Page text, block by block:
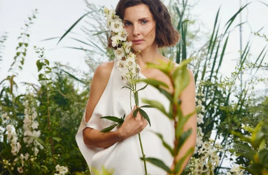
1. Аккумуляторная цепная пила
Greenworks GD40CS18K8
Это как раз та модель, которая может стать, что
называется, подручным инструментом. Она работает
от АКБ 40V, а по мощности соответствует
бензиновыми пилам 1,9 л.с. Чтобы начать работу,
достаточно нажать кнопку. Никаких
подготовительных действий и лишнего шума в
процессе пиления! А шина длиной 40 см позволяет
сочетать легкость, эргономику и
производительность.